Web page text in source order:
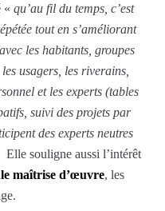
« qu’au fil du temps, c’est
tout en s’améliorant
avec les habitants, groupes
usagers, les riverains,
et les experts (tables
suivi des projets par
des experts neutres
Elle souligne aussi l’intérêt
maîtrise d’œuvre, les